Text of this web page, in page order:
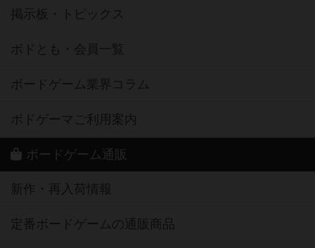
掲示板・トピックス
ボドとも・会員一覧
ボードゲーム業界コラム
ボドゲーマご利用案内
ボードゲーム通販
新作・再入荷情報
定番ボードゲームの通販商品